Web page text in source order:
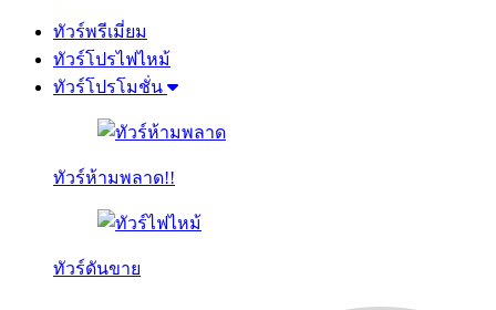
ทัวร์พรีเมี่ยม
ทัวร์โปรไฟไหม้
ทัวร์โปรโมชั่น
ทัวร์ห้ามพลาด!!
ทัวร์ดันขาย